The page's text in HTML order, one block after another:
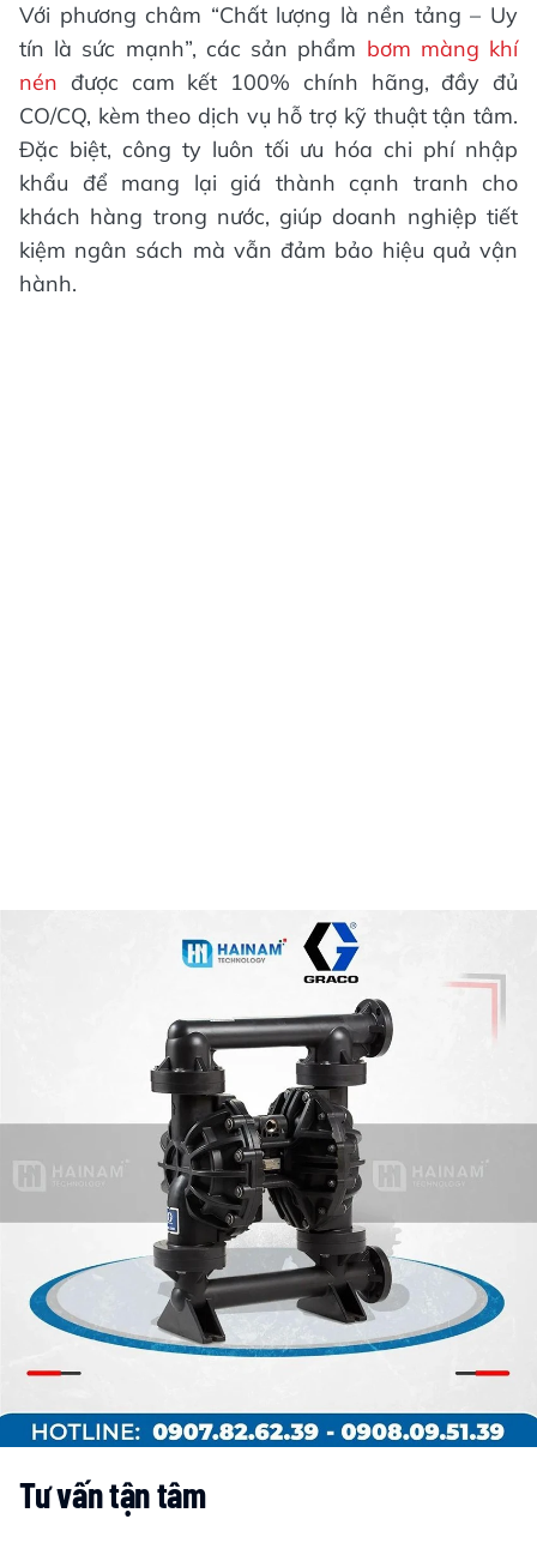
Với phương châm “Chất lượng là nền tảng – Uy
tín là sức mạnh”, các sản phẩm bơm màng khí
nén được cam kết 100% chính hãng, đầy đủ
CO/CQ, kèm theo dịch vụ hỗ trợ kỹ thuật tận tâm.
Đặc biệt, công ty luôn tối ưu hóa chi phí nhập
khẩu để mang lại giá thành cạnh tranh cho
khách hàng trong nước, giúp doanh nghiệp tiết
kiệm ngân sách mà vẫn đảm bảo hiệu quả vận
hành.
Tư vấn tận tâm